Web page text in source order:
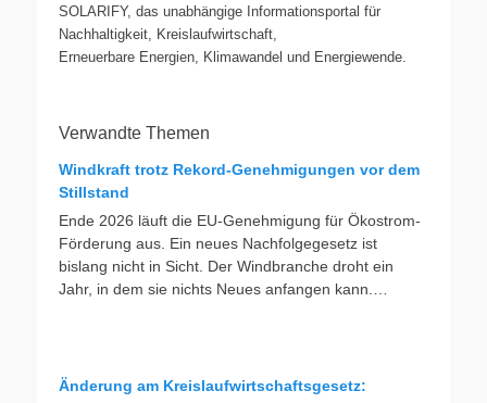
SOLARIFY, das unabhängige Informationsportal für
Nachhaltigkeit, Kreislaufwirtschaft,
Erneuerbare Energien, Klimawandel und Energiewende.
Verwandte Themen
Windkraft trotz Rekord-Genehmigungen vor dem
Stillstand
Ende 2026 läuft die EU-Genehmigung für Ökostrom-
Förderung aus. Ein neues Nachfolgegesetz ist
bislang nicht in Sicht. Der Windbranche droht ein
Jahr, in dem sie nichts Neues anfangen kann.
schneller. Die Halbjahresbilanz der Branche bestätigt
Änderung am Kreislaufwirtschaftsgesetz: